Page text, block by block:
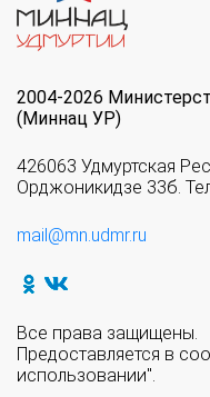
2004-2026
(Миннац УР)
426063 Удмуртская
Орджоникидзе 33б.
mail@mn.udmr.ru
Все права защищены.
Предоставляется в
использовании".